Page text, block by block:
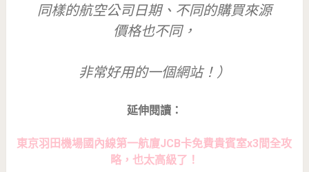
同樣的航空公司日期、不同的購買來源
價格也不同，
非常好用的一個網站！）
延伸閱讀：
東京羽田機場國內線第一航廈JCB卡免費貴賓室x3間全攻
略，也太高級了！